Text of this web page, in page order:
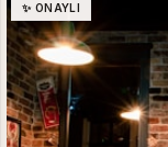
✨ ONAYLI